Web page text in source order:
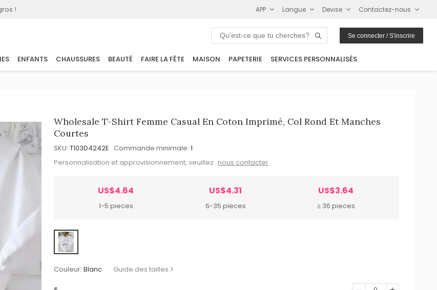
! APP Langue Devise Contactez-nous
Se connecter / S'inscrire
ENFANTS CHAUSSURES BEAUTÉ FAIRE LA FÊTE MAISON PAPETERIE SERVICES PERSONNALISÉS
Wholesale T-Shirt Femme Casual En Coton Imprimé, Col Rond Et Manches
Courtes
SKU: T103D4242E Commande minimale: 1
Personnalisation et approvisionnement, veuillez nous contacter
US$4.64
1-5 pieces
US$4.31
6-35 pieces
US$3.64
≥ 36 pieces
Couleur: Blanc Guide des tailles